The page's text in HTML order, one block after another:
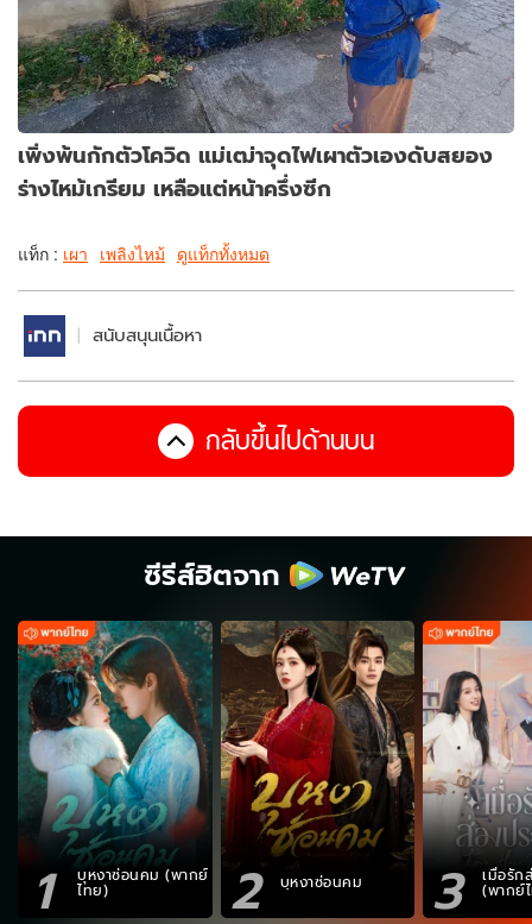
เพิ่งพ้นกักตัวโควิด แม่เฒ่าจุดไฟเผาตัวเองดับสยอง
ร่างไหม้เกรียม เหลือแต่หน้าครึ่งซีก
แท็ก : เผา เพลิงไหม้ ดูแท็กทั้งหมด
สนับสนุนเนื้อหา
กลับขึ้นไปด้านบน
ซีรีส์ฮิตจาก
1 บุหงาซ่อนคม (พากย์
ไทย) 2 บุหงาซ่อนคม 3 เมื่อรัก
(พากย์